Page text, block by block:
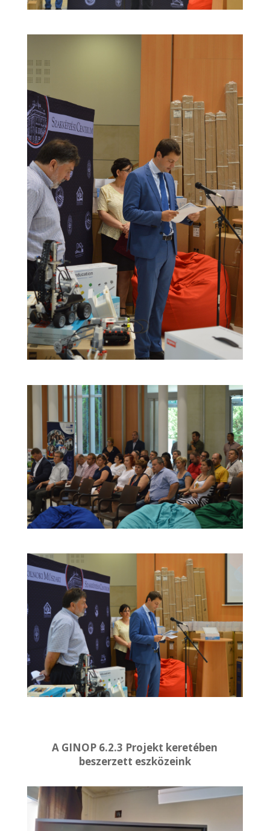
A GINOP 6.2.3 Projekt keretében
beszerzett eszközeink